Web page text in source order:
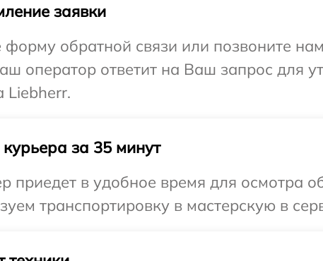
заявки
форму обратной связи или позвоните
оператор ответит на Ваш запрос для
Liebherr.
за 35 минут
приедет в удобное время для осмотра
транспортировку в мастерскую в